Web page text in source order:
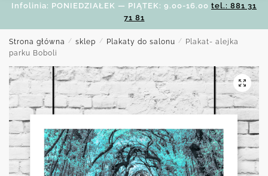
Infolinia: PONIEDZIAŁEK — PIĄTEK: 9.00-16.00 tel.: 881 31
71 81
Strona główna / sklep / Plakaty do salonu /
Plakat- alejka
parku Boboli